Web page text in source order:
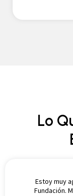
Lo
Estoy muy
Fundación.